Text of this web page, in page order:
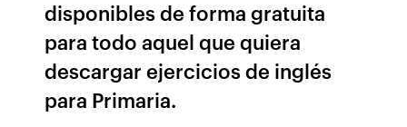
disponibles de forma gratuita
para todo aquel que quiera
descargar ejercicios de inglés
para Primaria.